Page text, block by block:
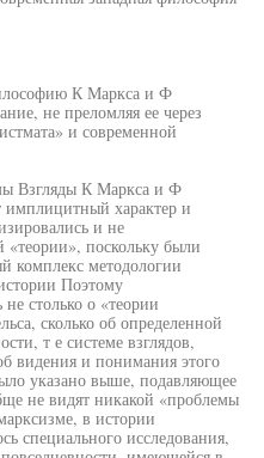
К Маркса и Ф
не преломляя ее через
и современной
Взгляды К Маркса и Ф
имплицитный характер и
и не
«теории», поскольку были
комплекс методологии
Поэтому
столько о «теории
сколько об определенной
т е системе взглядов,
видения и понимания этого
указано выше, подавляющее
не видят никакой «проблемы
в истории
специального исследования,